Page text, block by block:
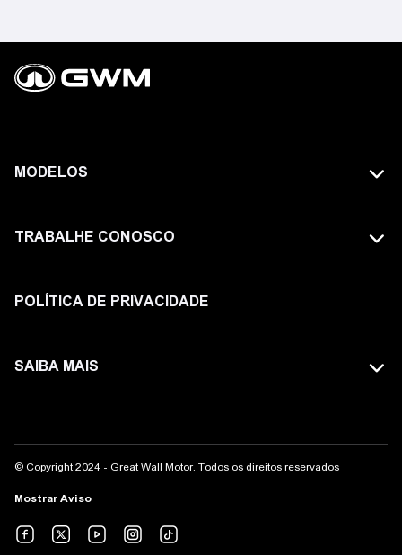
MODELOS
HAVAL
POER
TRABALHE CONOSCO
POLÍTICA DE PRIVACIDADE
SAIBA MAIS
AVISO LEGAL
CANAL DE ÉTICA
Mostrar Aviso
© Copyright 2024 - Great Wall Motor. Todos os direitos reservados